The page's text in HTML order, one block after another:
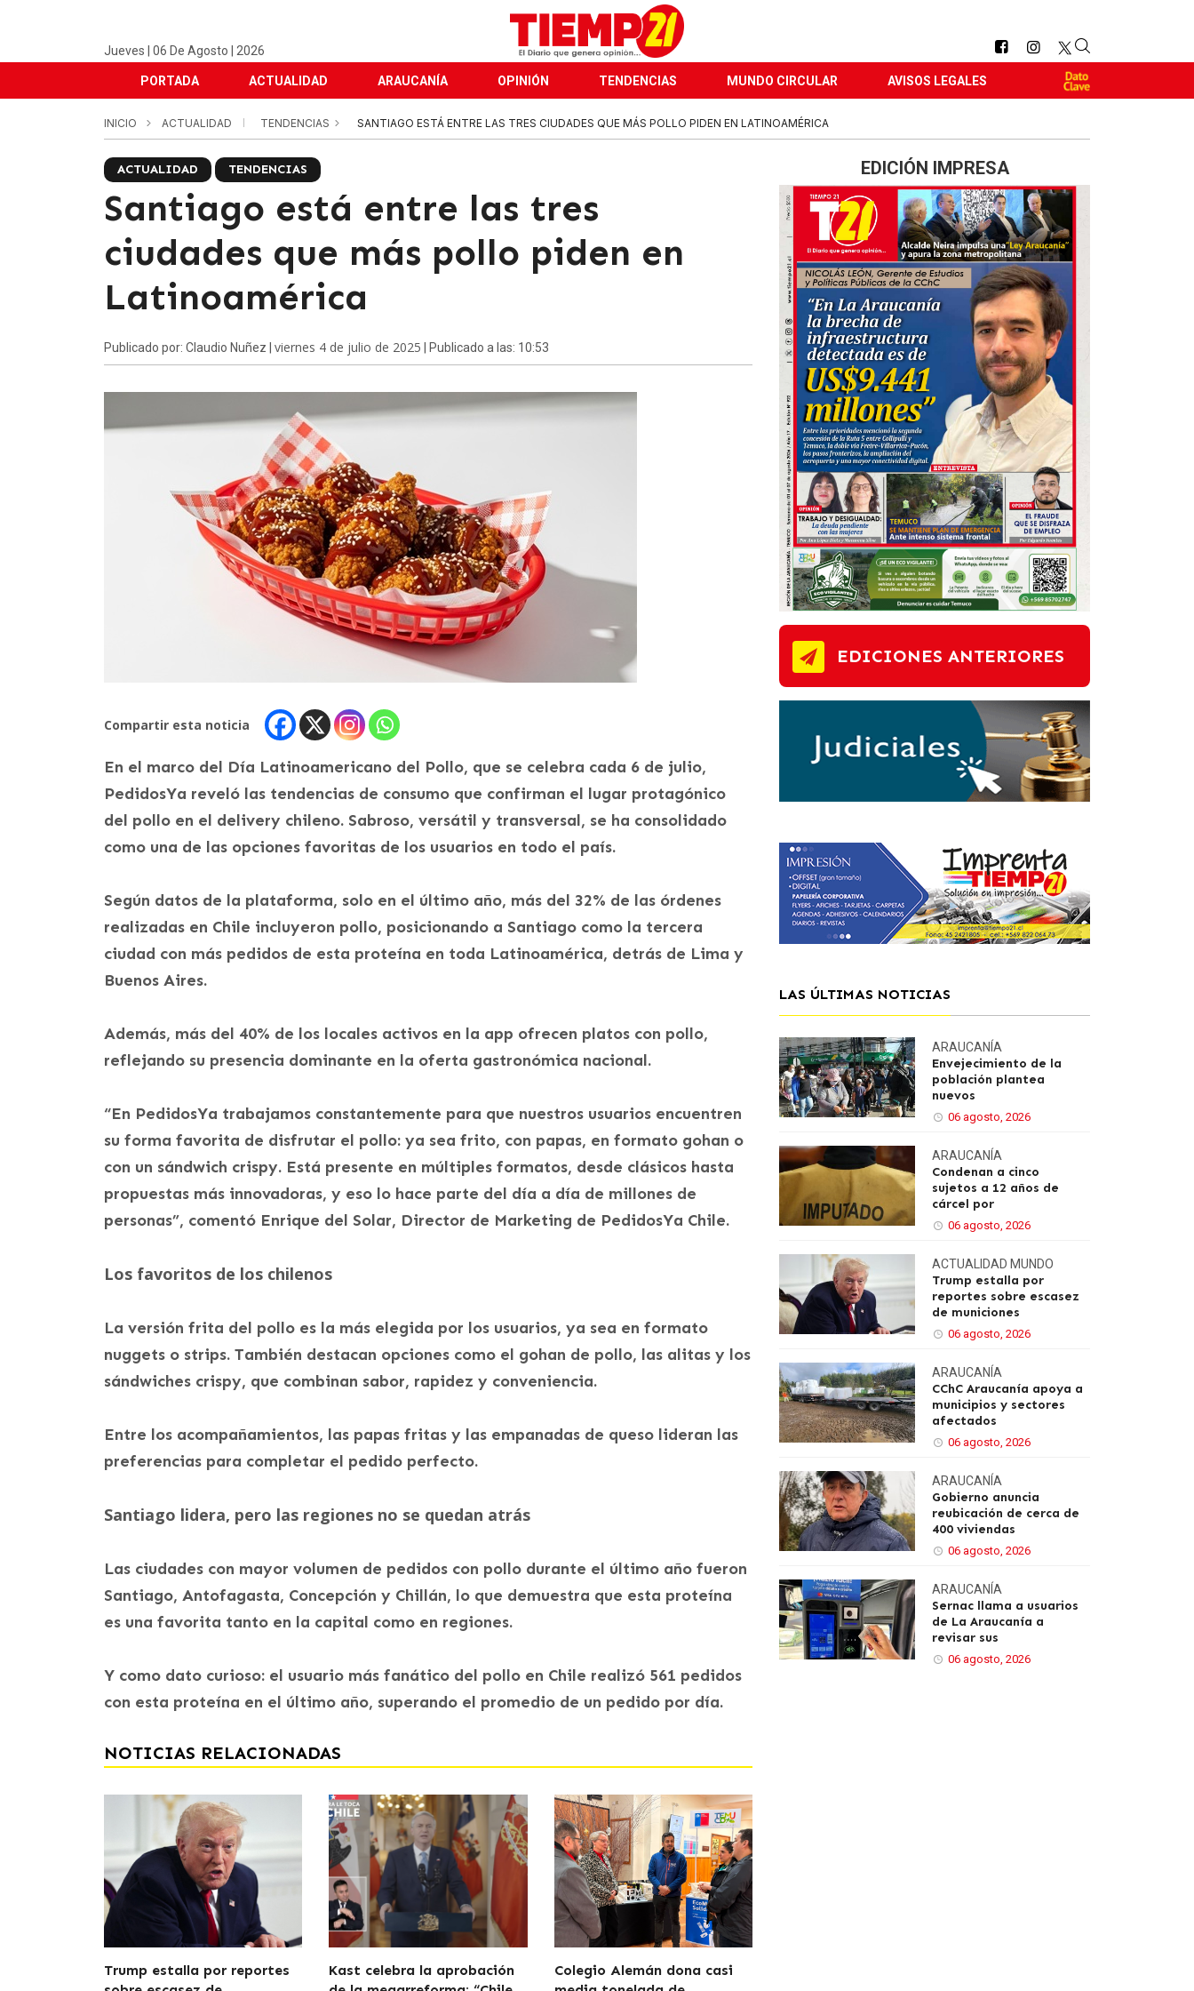
Jueves | 06 De Agosto | 2026
PORTADA ACTUALIDAD ARAUCANÍA OPINIÓN TENDENCIAS MUNDO CIRCULAR AVISOS LEGALES
INICIO ACTUALIDAD TENDENCIAS SANTIAGO ESTÁ ENTRE LAS TRES CIUDADES QUE MÁS POLLO PIDEN EN LATINOAMÉRICA
ACTUALIDAD TENDENCIAS
Santiago está entre las tres
ciudades que más pollo piden en
Latinoamérica
Publicado por: Claudio Nuñez | viernes 4 de julio de 2025 | Publicado a las: 10:53
Compartir esta noticia
En el marco del Día Latinoamericano del Pollo, que se celebra cada 6 de julio,
PedidosYa reveló las tendencias de consumo que confirman el lugar protagónico
del pollo en el delivery chileno. Sabroso, versátil y transversal, se ha consolidado
como una de las opciones favoritas de los usuarios en todo el país.
Según datos de la plataforma, solo en el último año, más del 32% de las órdenes
realizadas en Chile incluyeron pollo, posicionando a Santiago como la tercera
ciudad con más pedidos de esta proteína en toda Latinoamérica, detrás de Lima y
Buenos Aires.
Además, más del 40% de los locales activos en la app ofrecen platos con pollo,
reflejando su presencia dominante en la oferta gastronómica nacional.
“En PedidosYa trabajamos constantemente para que nuestros usuarios encuentren
su forma favorita de disfrutar el pollo: ya sea frito, con papas, en formato gohan o
con un sándwich crispy. Está presente en múltiples formatos, desde clásicos hasta
propuestas más innovadoras, y eso lo hace parte del día a día de millones de
personas”, comentó Enrique del Solar, Director de Marketing de PedidosYa Chile.
Los favoritos de los chilenos
La versión frita del pollo es la más elegida por los usuarios, ya sea en formato
nuggets o strips. También destacan opciones como el gohan de pollo, las alitas y los
sándwiches crispy, que combinan sabor, rapidez y conveniencia.
Entre los acompañamientos, las papas fritas y las empanadas de queso lideran las
preferencias para completar el pedido perfecto.
Santiago lidera, pero las regiones no se quedan atrás
Las ciudades con mayor volumen de pedidos con pollo durante el último año fueron
Santiago, Antofagasta, Concepción y Chillán, lo que demuestra que esta proteína
es una favorita tanto en la capital como en regiones.
Y como dato curioso: el usuario más fanático del pollo en Chile realizó 561 pedidos
con esta proteína en el último año, superando el promedio de un pedido por día.
NOTICIAS RELACIONADAS
Trump estalla por reportes
Kast celebra la aprobación
Colegio Alemán dona casi
EDICIÓN IMPRESA
EDICIONES ANTERIORES
LAS ÚLTIMAS NOTICIAS
ARAUCANÍA
Envejecimiento de la
población plantea
nuevos
06 agosto, 2026
ARAUCANÍA
Condenan a cinco
sujetos a 12 años de
cárcel por
06 agosto, 2026
ACTUALIDAD MUNDO
Trump estalla por
reportes sobre escasez
de municiones
06 agosto, 2026
ARAUCANÍA
CChC Araucanía apoya a
municipios y sectores
afectados
06 agosto, 2026
ARAUCANÍA
Gobierno anuncia
reubicación de cerca de
400 viviendas
06 agosto, 2026
ARAUCANÍA
Sernac llama a usuarios
de La Araucanía a
revisar sus
06 agosto, 2026